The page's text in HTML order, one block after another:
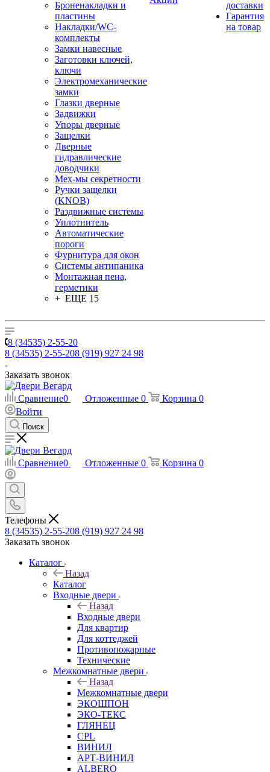
Броненакладки и
пластины
Накладки/WC-
комплекты
Замки навесные
Заготовки ключей,
ключи
Электромеханические
замки
Глазки дверные
Задвижки
Упоры дверные
Защелки
Дверные
гидравлические
доводчики
Мех-мы секретности
Ручки защелки
(KNOB)
Раздвижные системы
Уплотнитель
Автоматические
пороги
Фурнитура для окон
Системы антипаника
Монтажная пена,
герметики
+ ЕЩЕ 15
доставки
Гарантия
на товар
8 (34535) 2-55-20
8 (34535) 2-55-208 (919) 927 24 98
Заказать звонок
Сравнение0 Отложенные 0 Корзина 0
Войти
Поиск
Сравнение0 Отложенные 0 Корзина 0
Телефоны
8 (34535) 2-55-208 (919) 927 24 98
Заказать звонок
Каталог
Назад
Каталог
Входные двери
Назад
Входные двери
Для квартир
Для коттеджей
Противопожарные
Технические
Межкомнатные двери
Назад
Межкомнатные двери
ЭКОШПОН
ЭКО-ТЕКС
ГЛЯНЕЦ
CPL
ВИНИЛ
АРТ-ВИНИЛ
ALBERO